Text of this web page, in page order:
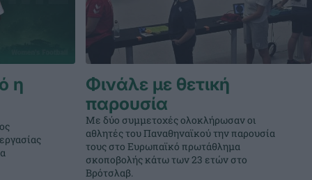
η
Φινάλε με θετική
παρουσία
Με δύο συμμετοχές ολοκλήρωσαν οι
αθλητές του Παναθηναϊκού την παρουσία
τους στο Ευρωπαϊκό πρωτάθλημα
σκοποβολής κάτω των 23 ετών στο
Βρότσλαβ.